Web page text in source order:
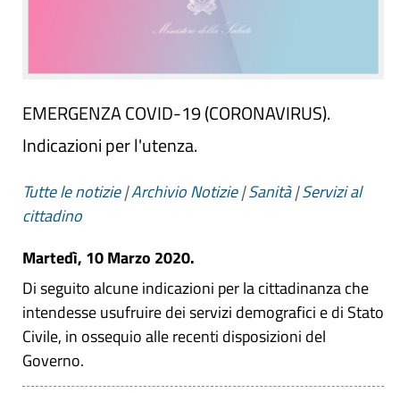
EMERGENZA COVID-19 (CORONAVIRUS).
Indicazioni per l'utenza.
Tutte le notizie|Archivio Notizie|Sanità|Servizi al
cittadino
Martedì, 10 Marzo 2020.
Di seguito alcune indicazioni per la cittadinanza che
intendesse usufruire dei servizi demografici e di Stato
Civile, in ossequio alle recenti disposizioni del
Governo.